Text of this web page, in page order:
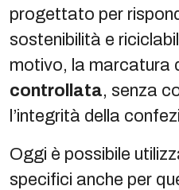
progettato per
sostenibilità e
motivo, la marcatura
controllata, senza
l’integrità della
Oggi è possibile
specifici anche per